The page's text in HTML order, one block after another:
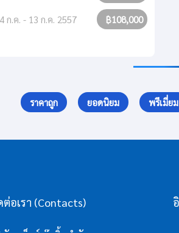
4 ก.ค. - 13 ก.ค. 2557 ฿108,000
ราคาถูก ยอดนิยม พรีเมี่ยม
ต่อเรา (Contacts)